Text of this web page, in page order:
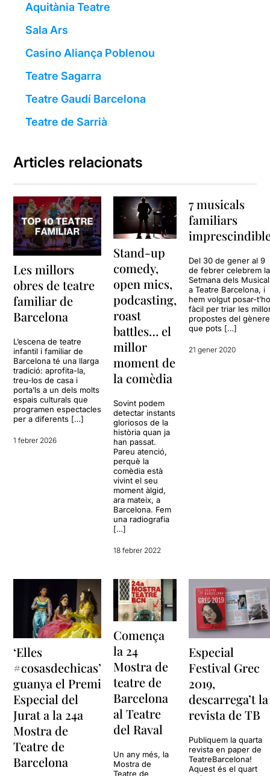
Aquitània Teatre
Sala Ars
Casino Aliança Poblenou
Teatre Sagarra
Teatre Gaudí Barcelona
Teatre de Sarrià
Articles relacionats
Les millors
obres de teatre
familiar de
Barcelona
L’escena de teatre
infantil i familiar de
Barcelona té una llarga
tradició: aprofita-la,
treu-los de casa i
porta’ls a un dels molts
espais culturals que
programen espectacles
per a diferents […]
1 febrer 2026
Stand-up
comedy,
open mics,
podcasting,
roast
battles… el
millor
moment de
la comèdia
Sovint podem
detectar instants
gloriosos de la
història quan ja
han passat.
Pareu atenció,
perquè la
comèdia està
vivint el seu
moment àlgid,
ara mateix, a
Barcelona. Fem
una radiografia
[…]
18 febrer 2022
7 musicals
familiars
Del 30 de gener al 9
de febrer celebrem la
Setmana dels
a Teatre Barcelona, i
hem volgut posar-
fàcil per triar les
propostes del gènere
que pots […]
21 gener 2020
‘Elles
#cosasdechicas’
guanya el Premi
Especial del
Jurat a la 24a
Mostra de
Teatre de
Barcelona
Comença
la 24
Mostra de
teatre de
Barcelona
al Teatre
del Raval
Un any més, la
Mostra de
Teatre de
Especial
Festival Grec
2019,
descarrega’t la
revista de TB
Publiquem la quarta
revista en paper de
TeatreBarcelona!
Aquest és el quart